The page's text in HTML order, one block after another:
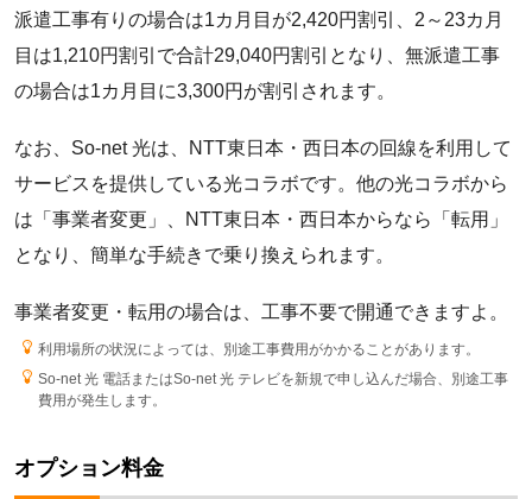
派遣工事有りの場合は1カ月目が2,420円割引、2～23カ月
目は1,210円割引で合計29,040円割引となり、無派遣工事
の場合は1カ月目に3,300円が割引されます。
なお、So-net 光は、NTT東日本・西日本の回線を利用して
サービスを提供している光コラボです。他の光コラボから
は「事業者変更」、NTT東日本・西日本からなら「転用」
となり、簡単な手続きで乗り換えられます。
事業者変更・転用の場合は、工事不要で開通できますよ。
利用場所の状況によっては、別途工事費用がかかることがあります。
So-net 光 電話またはSo-net 光 テレビを新規で申し込んだ場合、別途工事
費用が発生します。
オプション料金